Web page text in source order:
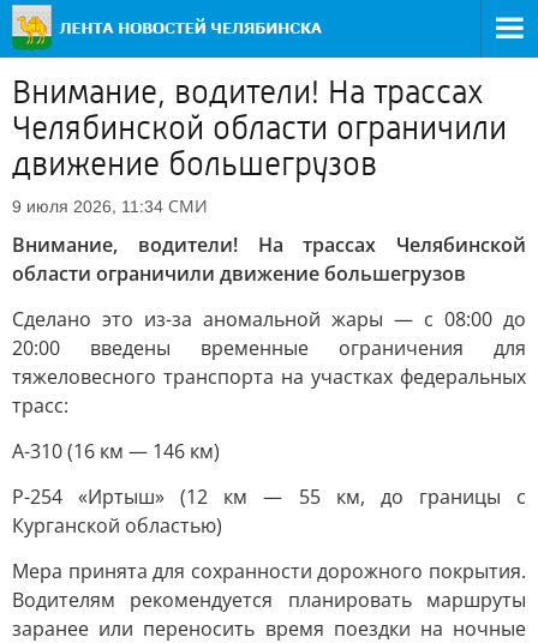
Внимание, водители! На трассах
Челябинской области ограничили
движение большегрузов
9 июля 2026, 11:34 СМИ
Внимание, водители! На трассах Челябинской
области ограничили движение большегрузов
Сделано это из-за аномальной жары — с 08:00 до
20:00 введены временные ограничения для
тяжеловесного транспорта на участках федеральных
трасс:
А-310 (16 км — 146 км)
Р-254 «Иртыш» (12 км — 55 км, до границы с
Курганской областью)
Мера принята для сохранности дорожного покрытия.
Водителям рекомендуется планировать маршруты
заранее или переносить время поездки на ночные